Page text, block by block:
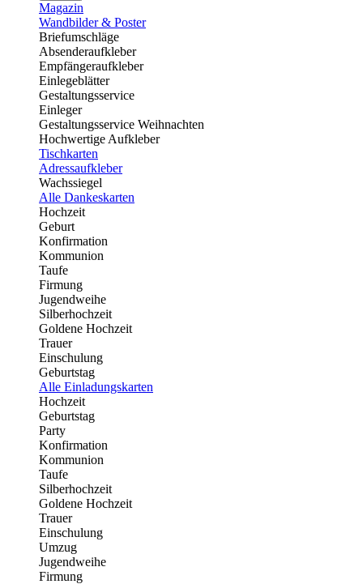
Magazin
Wandbilder & Poster
Briefumschläge
Absenderaufkleber
Empfängeraufkleber
Einlegeblätter
Gestaltungsservice
Einleger
Gestaltungsservice Weihnachten
Hochwertige Aufkleber
Tischkarten
Adressaufkleber
Wachssiegel
Alle Dankeskarten
Hochzeit
Geburt
Konfirmation
Kommunion
Taufe
Firmung
Jugendweihe
Silberhochzeit
Goldene Hochzeit
Trauer
Einschulung
Geburtstag
Alle Einladungskarten
Hochzeit
Geburtstag
Party
Konfirmation
Kommunion
Taufe
Silberhochzeit
Goldene Hochzeit
Trauer
Einschulung
Umzug
Jugendweihe
Firmung